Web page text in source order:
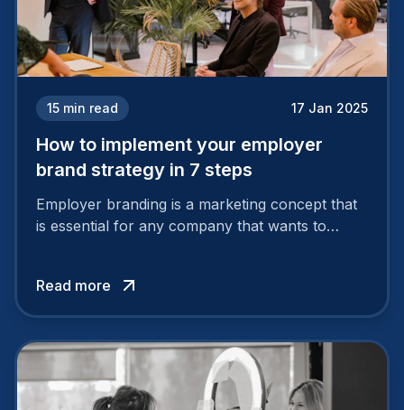
15 min read 17 Jan 2025
How to implement your employer
brand strategy in 7 steps
Employer branding is a marketing concept that
is essential for any company that wants to
solid and positive employer brand are clear, you
cannot simply wave a magic wand for it to be
Read more